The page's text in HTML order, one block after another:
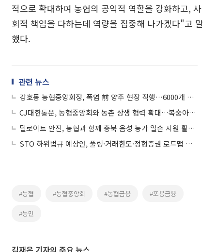
적으로 확대하여 농협의 공익적 역할을 강화하고, 사
회적 책임을 다하는데 역량을 집중해 나가겠다"고 말
했다.
관련 뉴스
강호동 농협중앙회장, 폭염 前 양주 현장 직행…6000개 쉼터·김치나눔·일손돕기 '총력'
CJ대한통운, 농협중앙회와 농촌 상생 협력 확대…복숭아 농가 봉사활동
딜로이트 안진, 농협과 함께 충북 음성 농가 일손 지원 활동 실시
STO 하위법규 예상안, 풀링·거래한도·정형증권 로드맵 제시
#농협 #농협중앙회 #농협금융 #포용금융
#농민
김재은 기자의 주요 뉴스